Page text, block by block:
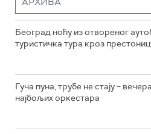
Београд ноћу из отвореног
туристичка тура кроз
Гуча пуна, трубе не стају –
најбољих оркестара